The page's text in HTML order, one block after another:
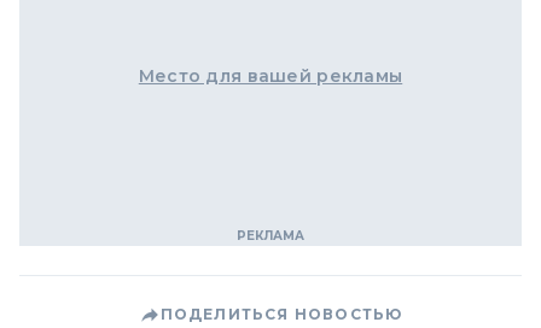
Место для вашей рекламы
ПОДЕЛИТЬСЯ НОВОСТЬЮ